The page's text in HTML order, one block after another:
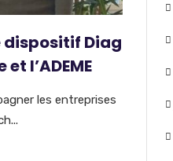
dispositif Diag
l’ADEME
les entreprises